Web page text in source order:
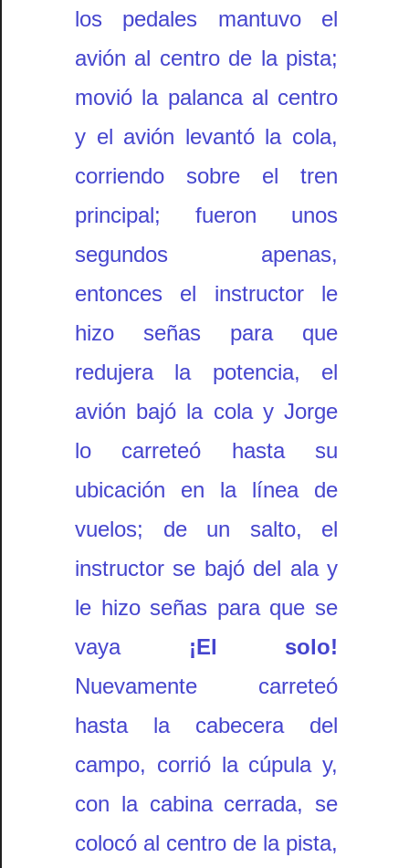
los pedales mantuvo el
avión al centro de la pista;
movió la palanca al centro
y el avión levantó la cola,
corriendo sobre el tren
principal; fueron unos
segundos apenas,
entonces el instructor le
hizo señas para que
redujera la potencia, el
avión bajó la cola y Jorge
lo carreteó hasta su
ubicación en la línea de
vuelos; de un salto, el
instructor se bajó del ala y
le hizo señas para que se
vaya ¡El solo!
Nuevamente carreteó
hasta la cabecera del
campo, corrió la cúpula y,
con la cabina cerrada, se
colocó al centro de la pista,